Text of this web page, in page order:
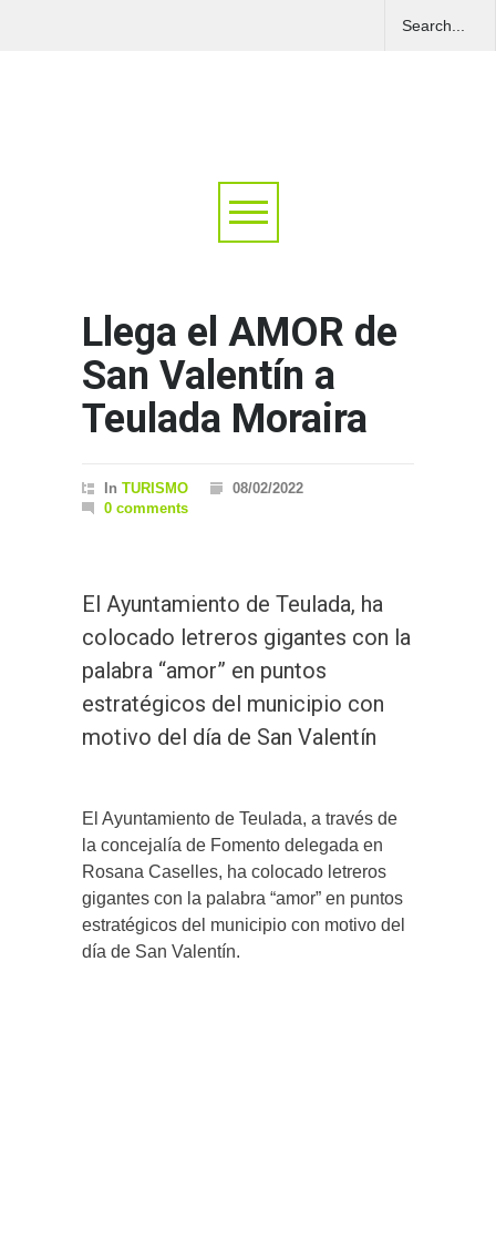
Llega el AMOR de
San Valentín a
Teulada Moraira
In TURISMO
08/02/2022
0 comments
El Ayuntamiento de Teulada, ha
colocado letreros gigantes con la
palabra “amor” en puntos
estratégicos del municipio con
motivo del día de San Valentín
El Ayuntamiento de Teulada, a través de
la concejalía de Fomento delegada en
Rosana Caselles, ha colocado letreros
gigantes con la palabra “amor” en puntos
estratégicos del municipio con motivo del
día de San Valentín.